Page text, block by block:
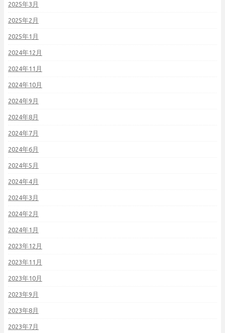
2025年3月
2025年2月
2025年1月
2024年12月
2024年11月
2024年10月
2024年9月
2024年8月
2024年7月
2024年6月
2024年5月
2024年4月
2024年3月
2024年2月
2024年1月
2023年12月
2023年11月
2023年10月
2023年9月
2023年8月
2023年7月